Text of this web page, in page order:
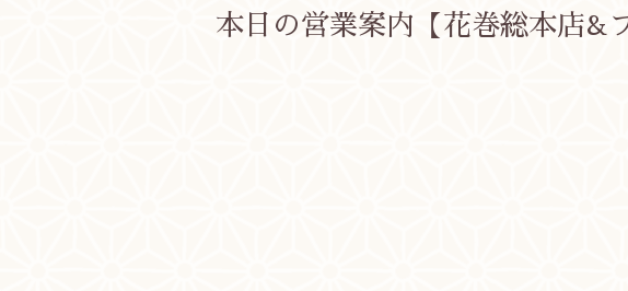
本日の営業案内【花巻総本店&